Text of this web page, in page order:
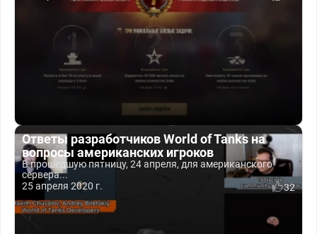
Ответы разработчиков World of Tanks на
вопросы американских игроков
В прошедшую пятницу, 24 апреля, для американского
сервера...
25 апреля 2020 г.
32